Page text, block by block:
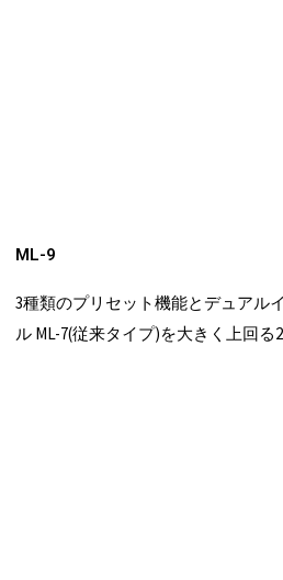
ML-9
3種類のプリセット機能とデュアル
ル ML-7(従来タイプ)を大きく上回る